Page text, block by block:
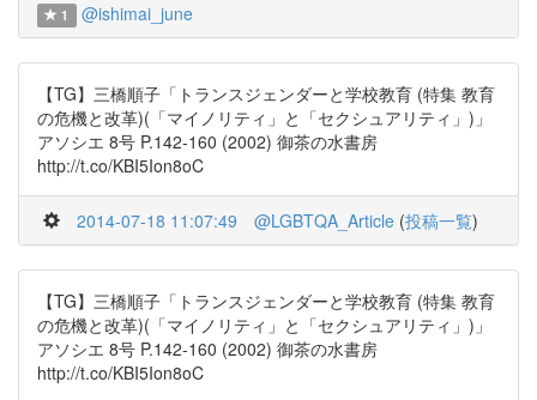
1 @ishimai_june
【TG】三橋順子「トランスジェンダーと学校教育 (特集 教育
の危機と改革)(「マイノリティ」と「セクシュアリティ」)」
アソシエ 8号 P.142-160 (2002) 御茶の水書房
http://t.co/KBI5Ion8oC
2014-07-18 11:07:49 @LGBTQA_Article (投稿一覧)
【TG】三橋順子「トランスジェンダーと学校教育 (特集 教育
の危機と改革)(「マイノリティ」と「セクシュアリティ」)」
アソシエ 8号 P.142-160 (2002) 御茶の水書房
http://t.co/KBI5Ion8oC